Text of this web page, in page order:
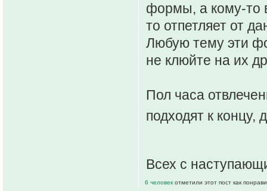
формы, а кому-то
то отпетляет от
Любую тему эти
не клюйте на их
Пол часа
подходят к концу,
Всех с
6 человек отметили этот пост как